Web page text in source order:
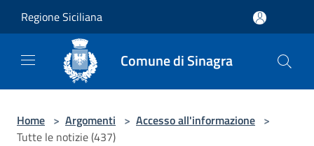
Regione Siciliana
Comune di Sinagra
Home > Argomenti > Accesso all'informazione >
Tutte le notizie (437)